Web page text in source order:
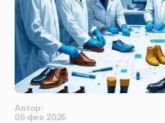
Автор:
06 фев 2026